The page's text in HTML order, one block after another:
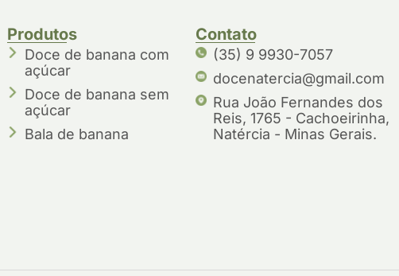
Produtos
Doce de banana com
açúcar
Doce de banana sem
açúcar
Bala de banana
Contato
(35) 9 9930-7057
docenatercia@gmail.com
Rua João Fernandes dos
Reis, 1765 - Cachoeirinha,
Natércia - Minas Gerais.